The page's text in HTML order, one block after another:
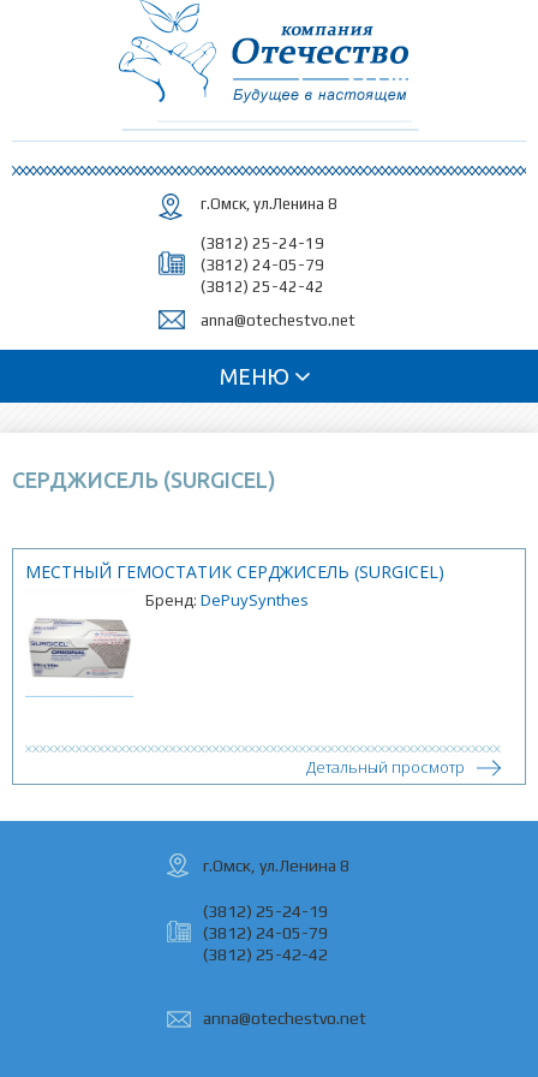
Перейти к
основному
содержанию
г.Омск, ул.Ленина 8
(3812) 25-24-19
(3812) 24-05-79
(3812) 25-42-42
anna@otechestvo.net
МЕНЮ
СЕРДЖИСЕЛЬ (SURGICEL)
МЕСТНЫЙ ГЕМОСТАТИК СЕРДЖИСЕЛЬ (SURGICEL)
Бренд: DePuySynthes
Детальный просмотр
г.Омск, ул.Ленина 8
(3812) 25-24-19
(3812) 24-05-79
(3812) 25-42-42
anna@otechestvo.net